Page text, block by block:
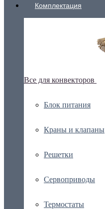
Комплектация
Все для конвекторов
Блок питания
Краны и клапаны
Решетки
Сервоприводы
Термостаты